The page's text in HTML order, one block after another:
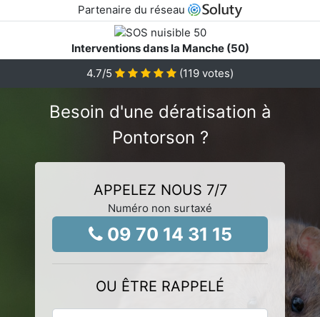
Partenaire du réseau
Interventions dans la Manche (50)
4.7/5 (119 votes)
Besoin d'une dératisation à
Pontorson ?
APPELEZ NOUS 7/7
Numéro non surtaxé
09 70 14 31 15
OU ÊTRE RAPPELÉ